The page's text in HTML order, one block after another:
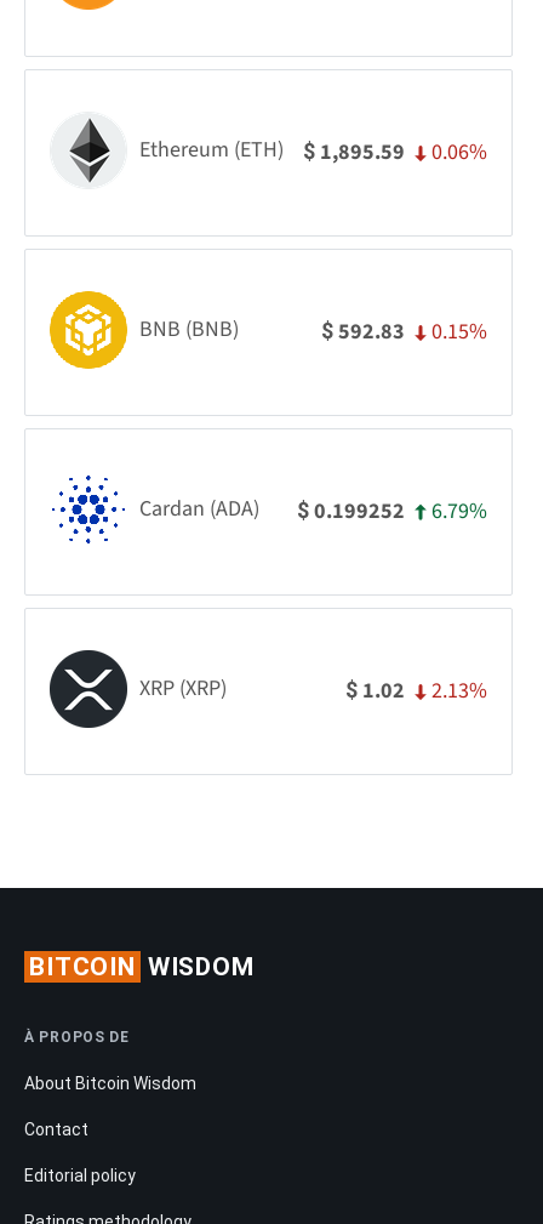
Ethereum (ETH) $ 1,895.59 0.06%
BNB (BNB) $592.83 0.15%
Cardan (ADA) $0.199252 6.79%
XRP (XRP) $ 1.02 2.13%
BITCOIN WISDOM
À PROPOS DE
About Bitcoin Wisdom
Contact
Editorial policy